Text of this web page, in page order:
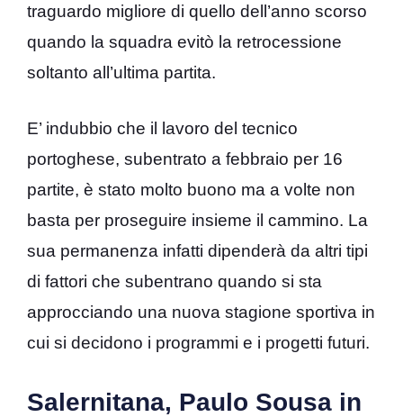
traguardo migliore di quello dell’anno scorso
quando la squadra evitò la retrocessione
soltanto all’ultima partita.
E’ indubbio che il lavoro del tecnico
portoghese, subentrato a febbraio per 16
partite, è stato molto buono ma a volte non
basta per proseguire insieme il cammino. La
sua permanenza infatti dipenderà da altri tipi
di fattori che subentrano quando si sta
approcciando una nuova stagione sportiva in
cui si decidono i programmi e i progetti futuri.
Salernitana, Paulo Sousa in